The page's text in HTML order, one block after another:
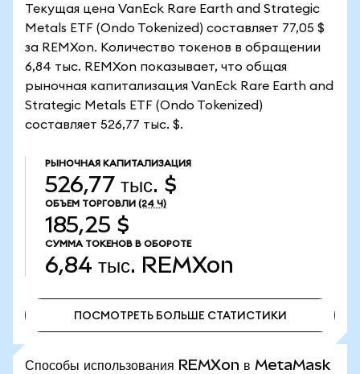
Текущая цена VanEck Rare Earth and Strategic
Metals ETF (Ondo Tokenized) составляет 77,05 $
за REMXon. Количество токенов в обращении
6,84 тыс. REMXon показывает, что общая
рыночная капитализация VanEck Rare Earth and
Strategic Metals ETF (Ondo Tokenized)
составляет 526,77 тыс. $.
РЫНОЧНАЯ КАПИТАЛИЗАЦИЯ
526,77 тыс. $
ОБЪЕМ ТОРГОВЛИ (24 Ч)
185,25 $
СУММА ТОКЕНОВ В ОБОРОТЕ
6,84 тыс. REMXon
ПОСМОТРЕТЬ БОЛЬШЕ СТАТИСТИКИ
Способы использования REMXon в MetaMask